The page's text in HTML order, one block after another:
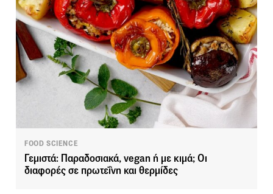
FOOD SCIENCE
Γεμιστά: Παραδοσιακά, vegan ή με κιμά; Οι
διαφορές σε πρωτεΐνη και θερμίδες